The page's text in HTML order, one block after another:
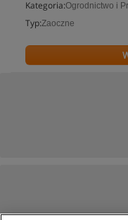
Kategoria:Ogrodnictwo i
Typ:Zaoczne